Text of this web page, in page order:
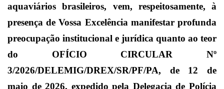
aquaviários brasileiros, vem, respeitosamente, à
presença de Vossa Excelência manifestar profunda
preocupação institucional e jurídica quanto ao teor
do OFÍCIO CIRCULAR Nº
3/2026/DELEMIG/DREX/SR/PF/PA, de 12 de
maio de 2026, expedido pela Delegacia de Polícia